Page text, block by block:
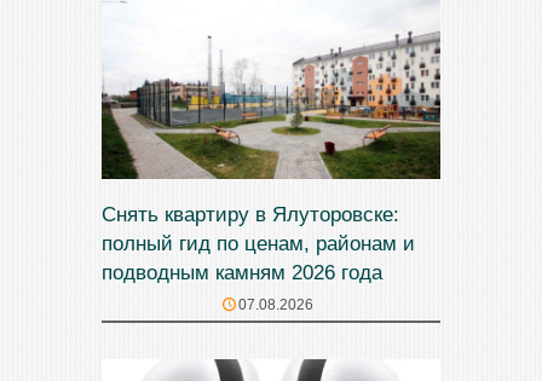
Снять квартиру в Ялуторовске:
полный гид по ценам, районам и
подводным камням 2026 года
07.08.2026